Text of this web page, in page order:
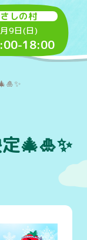
しの村
9日(日)
-18:00
🎄🎍✨